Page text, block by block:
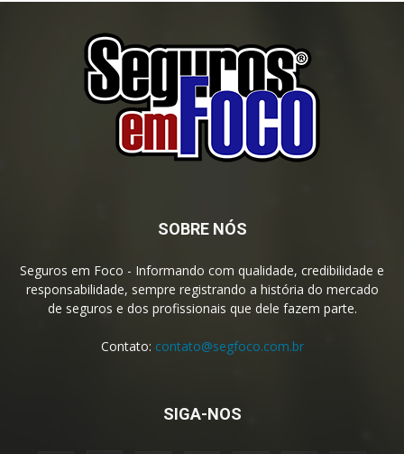
SOBRE NÓS
Seguros em Foco - Informando com qualidade, credibilidade e
responsabilidade, sempre registrando a história do mercado
de seguros e dos profissionais que dele fazem parte.
Contato: contato@segfoco.com.br
SIGA-NOS